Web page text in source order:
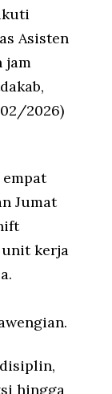
Asisten
jam
2026)
Jumat
kerja
hingga